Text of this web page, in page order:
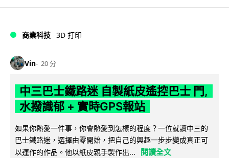
商業科技 3D 打印
Vin 20 分
中三巴士鐵路迷 自製紙皮遙控巴士 門,
水撥識郁 + 實時GPS報站
如果你熱愛一件事，你會熱愛到怎樣的程度？一位就讀中三的
巴士鐵路迷，選擇由零開始，把自己的興趣一步步變成真正可
以運作的作品。他以紙皮親手製作出...
閱讀全文